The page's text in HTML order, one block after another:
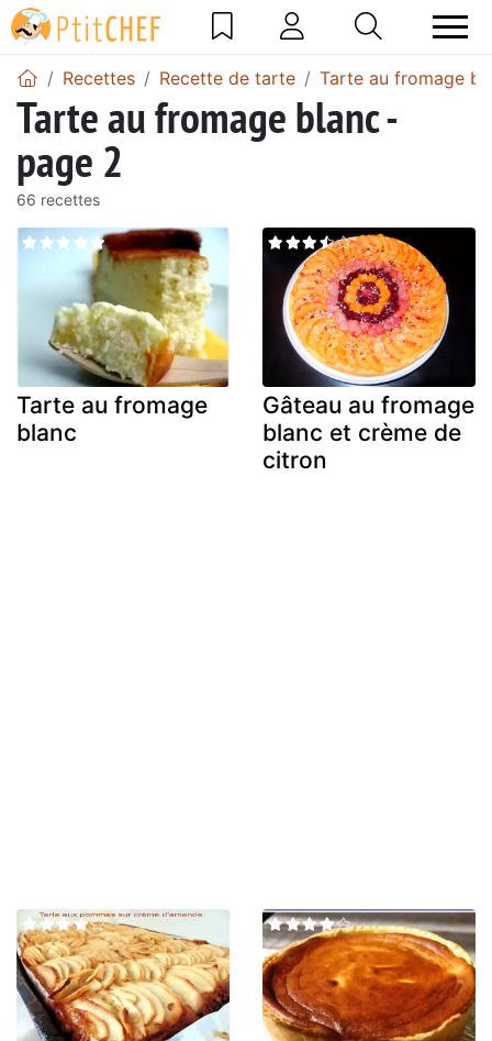
Recettes Recette de tarte Tarte au fromage
Tarte au fromage blanc -
page 2
66 recettes
Tarte au fromage
blanc
Gâteau au fromage
blanc et crème de
citron